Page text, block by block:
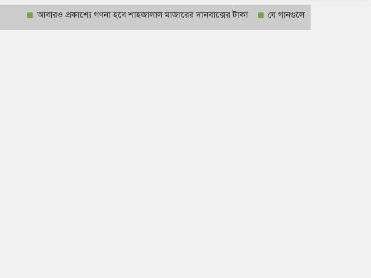
আবারও প্রকাশ্যে গণনা হবে শাহজালাল মাজারের দানবাক্সের টাকা যে গানগুলো আজও ফিরিয়ে নেয় এন্ড্রু